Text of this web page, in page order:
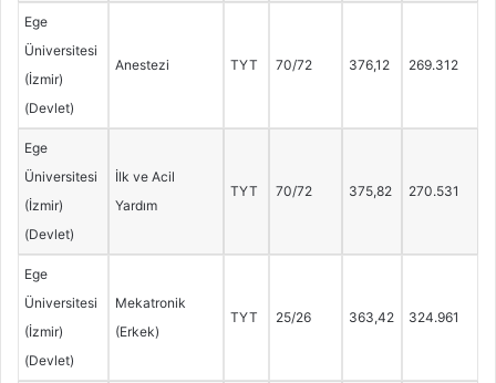
Ege
Üniversitesi
(İzmir)
(Devlet)
Anestezi TYT 70/72 376,12 269.312
Ege
Üniversitesi
(İzmir)
(Devlet)
İlk ve Acil
Yardım
TYT 70/72 375,82 270.531
Ege
Üniversitesi
(İzmir)
(Devlet)
Mekatronik
(Erkek)
TYT 25/26 363,42 324.961